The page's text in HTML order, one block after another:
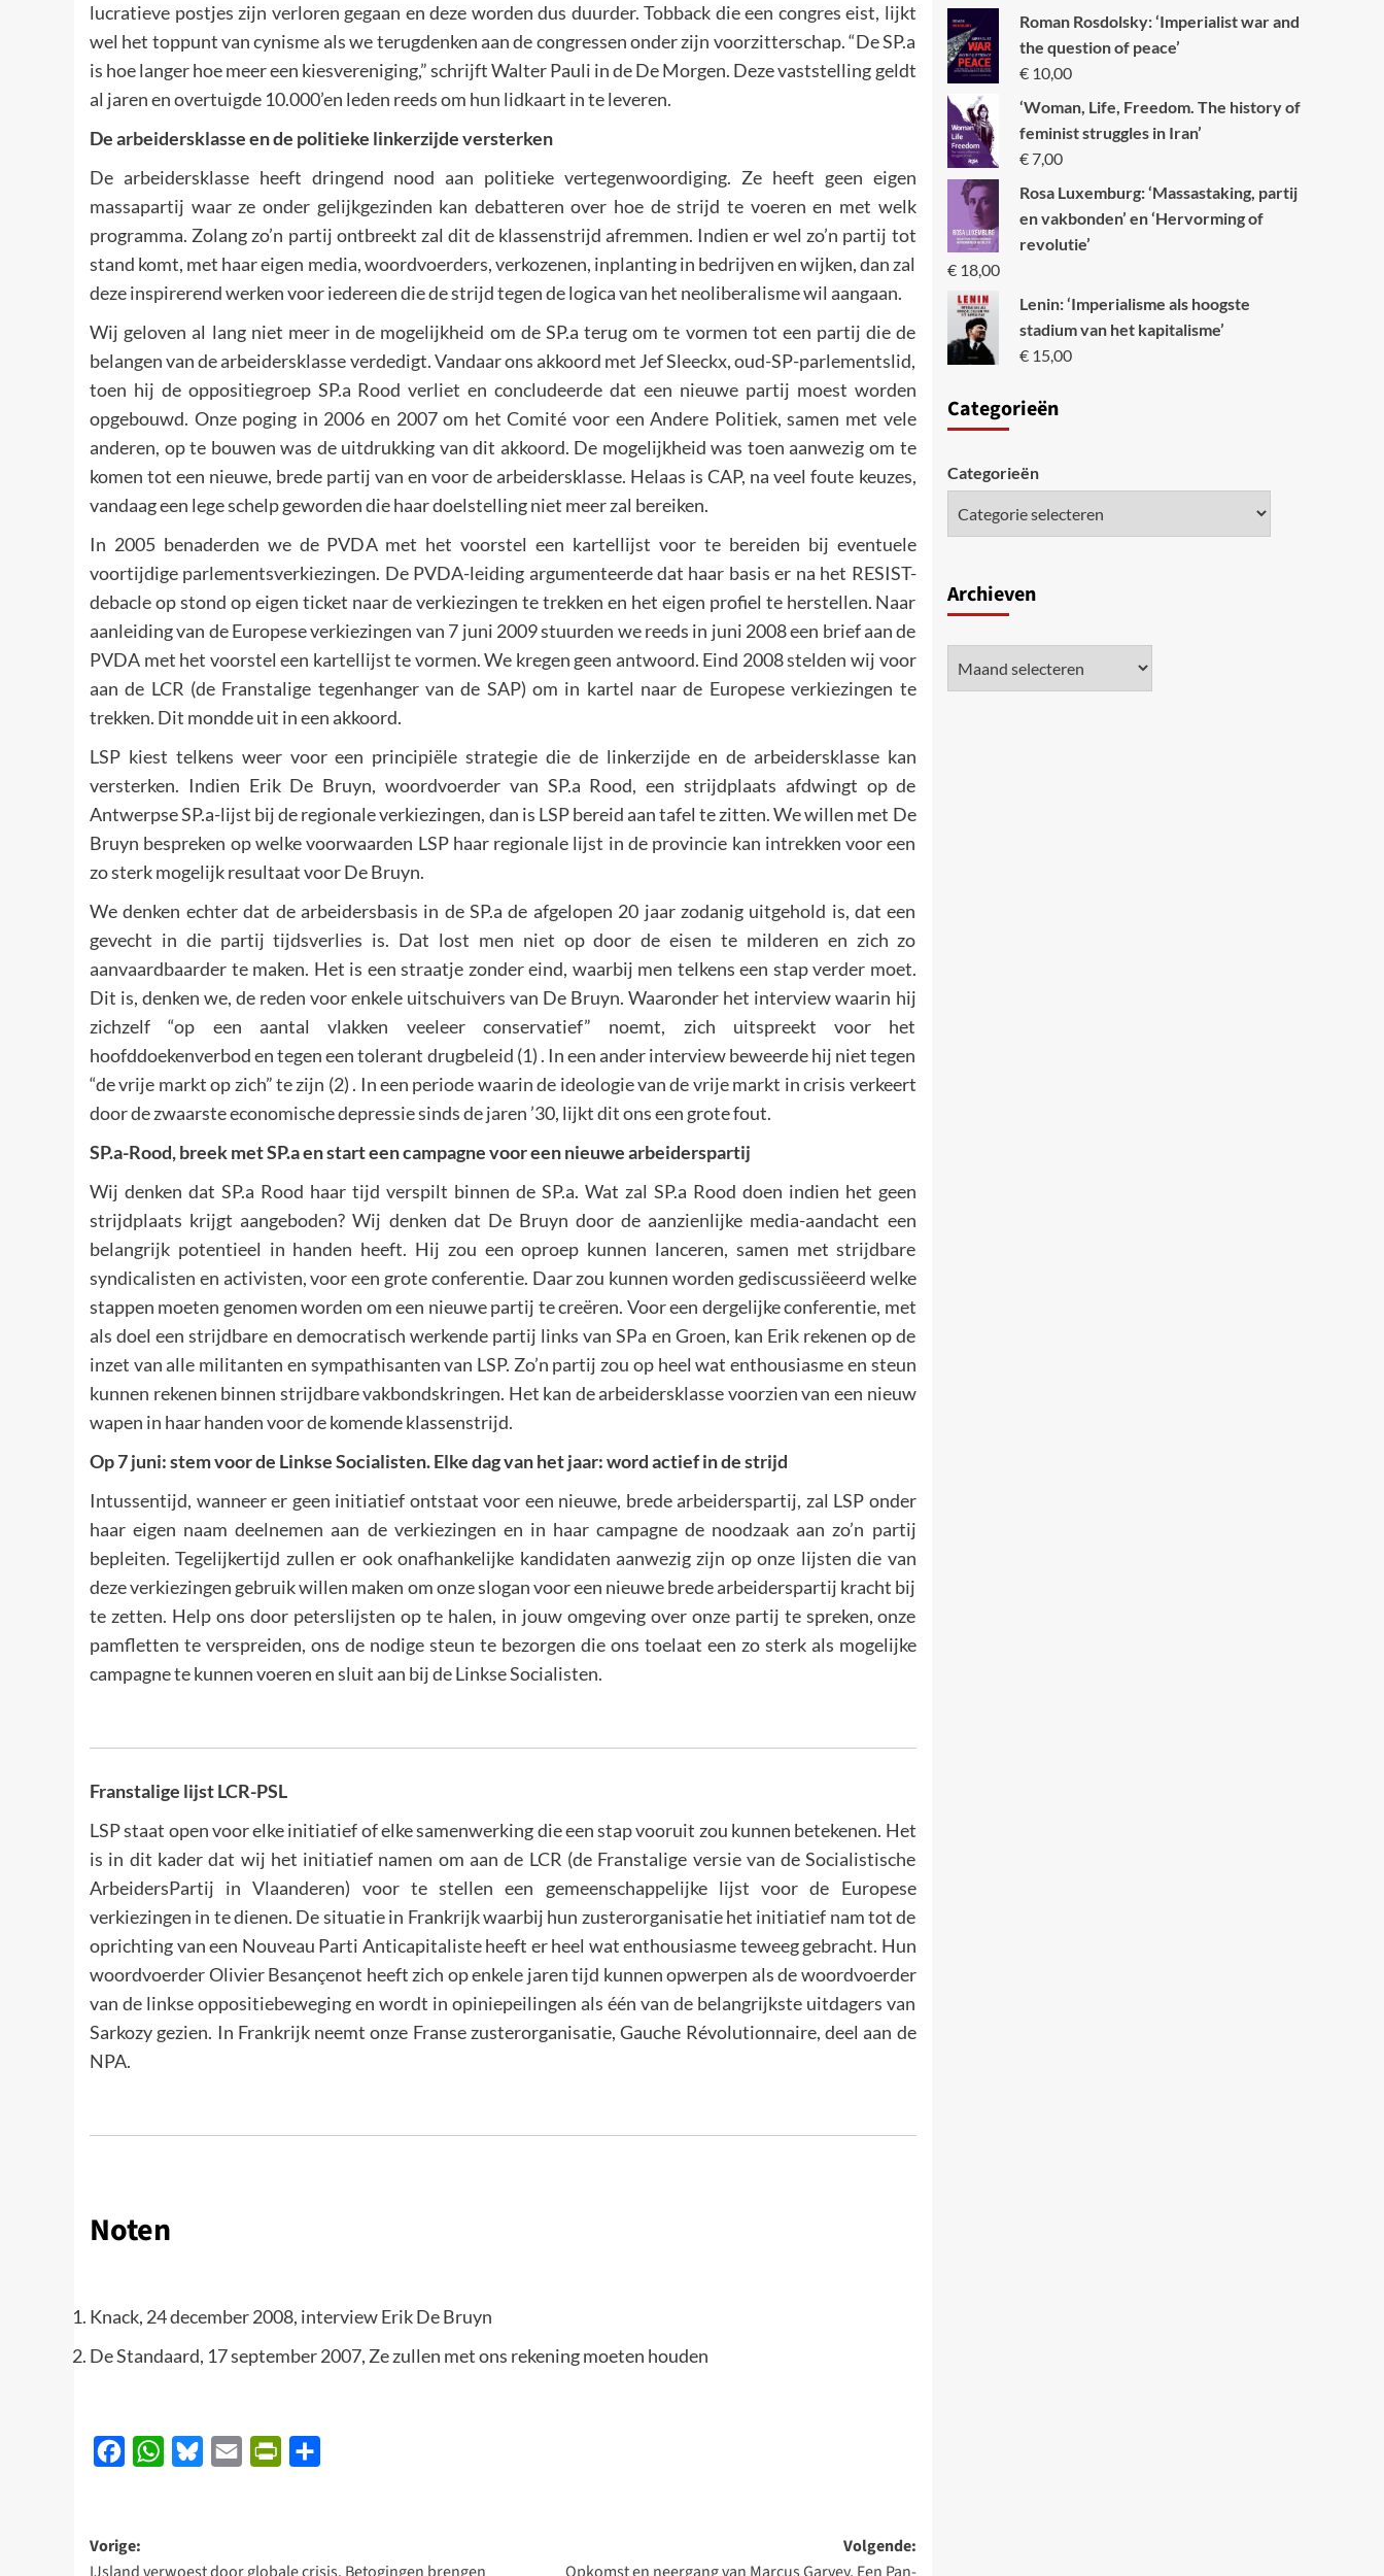
lucratieve postjes zijn verloren gegaan en deze worden dus duurder. Tobback die een congres eist, lijkt
wel het toppunt van cynisme als we terugdenken aan de congressen onder zijn voorzitterschap. “De SP.a
is hoe langer hoe meer een kiesvereniging,” schrijft Walter Pauli in de De Morgen. Deze vaststelling geldt
al jaren en overtuigde 10.000’en leden reeds om hun lidkaart in te leveren.
De arbeidersklasse en de politieke linkerzijde versterken
De arbeidersklasse heeft dringend nood aan politieke vertegenwoordiging. Ze heeft geen eigen
massapartij waar ze onder gelijkgezinden kan debatteren over hoe de strijd te voeren en met welk
programma. Zolang zo’n partij ontbreekt zal dit de klassenstrijd afremmen. Indien er wel zo’n partij tot
stand komt, met haar eigen media, woordvoerders, verkozenen, inplanting in bedrijven en wijken, dan zal
deze inspirerend werken voor iedereen die de strijd tegen de logica van het neoliberalisme wil aangaan.
Wij geloven al lang niet meer in de mogelijkheid om de SP.a terug om te vormen tot een partij die de
belangen van de arbeidersklasse verdedigt. Vandaar ons akkoord met Jef Sleeckx, oud-SP-parlementslid,
toen hij de oppositiegroep SP.a Rood verliet en concludeerde dat een nieuwe partij moest worden
opgebouwd. Onze poging in 2006 en 2007 om het Comité voor een Andere Politiek, samen met vele
anderen, op te bouwen was de uitdrukking van dit akkoord. De mogelijkheid was toen aanwezig om te
komen tot een nieuwe, brede partij van en voor de arbeidersklasse. Helaas is CAP, na veel foute keuzes,
vandaag een lege schelp geworden die haar doelstelling niet meer zal bereiken.
In 2005 benaderden we de PVDA met het voorstel een kartellijst voor te bereiden bij eventuele
voortijdige parlementsverkiezingen. De PVDA-leiding argumenteerde dat haar basis er na het RESIST-
debacle op stond op eigen ticket naar de verkiezingen te trekken en het eigen profiel te herstellen. Naar
aanleiding van de Europese verkiezingen van 7 juni 2009 stuurden we reeds in juni 2008 een brief aan de
PVDA met het voorstel een kartellijst te vormen. We kregen geen antwoord. Eind 2008 stelden wij voor
aan de LCR (de Franstalige tegenhanger van de SAP) om in kartel naar de Europese verkiezingen te
trekken. Dit mondde uit in een akkoord.
LSP kiest telkens weer voor een principiële strategie die de linkerzijde en de arbeidersklasse kan
versterken. Indien Erik De Bruyn, woordvoerder van SP.a Rood, een strijdplaats afdwingt op de
Antwerpse SP.a-lijst bij de regionale verkiezingen, dan is LSP bereid aan tafel te zitten. We willen met De
Bruyn bespreken op welke voorwaarden LSP haar regionale lijst in de provincie kan intrekken voor een
zo sterk mogelijk resultaat voor De Bruyn.
We denken echter dat de arbeidersbasis in de SP.a de afgelopen 20 jaar zodanig uitgehold is, dat een
gevecht in die partij tijdsverlies is. Dat lost men niet op door de eisen te milderen en zich zo
aanvaardbaarder te maken. Het is een straatje zonder eind, waarbij men telkens een stap verder moet.
Dit is, denken we, de reden voor enkele uitschuivers van De Bruyn. Waaronder het interview waarin hij
zichzelf “op een aantal vlakken veeleer conservatief” noemt, zich uitspreekt voor het
hoofddoekenverbod en tegen een tolerant drugbeleid (1) . In een ander interview beweerde hij niet tegen
“de vrije markt op zich” te zijn (2) . In een periode waarin de ideologie van de vrije markt in crisis verkeert
door de zwaarste economische depressie sinds de jaren ’30, lijkt dit ons een grote fout.
SP.a-Rood, breek met SP.a en start een campagne voor een nieuwe arbeiderspartij
Wij denken dat SP.a Rood haar tijd verspilt binnen de SP.a. Wat zal SP.a Rood doen indien het geen
strijdplaats krijgt aangeboden? Wij denken dat De Bruyn door de aanzienlijke media-aandacht een
belangrijk potentieel in handen heeft. Hij zou een oproep kunnen lanceren, samen met strijdbare
syndicalisten en activisten, voor een grote conferentie. Daar zou kunnen worden gediscussiëeerd welke
stappen moeten genomen worden om een nieuwe partij te creëren. Voor een dergelijke conferentie, met
als doel een strijdbare en democratisch werkende partij links van SPa en Groen, kan Erik rekenen op de
inzet van alle militanten en sympathisanten van LSP. Zo’n partij zou op heel wat enthousiasme en steun
kunnen rekenen binnen strijdbare vakbondskringen. Het kan de arbeidersklasse voorzien van een nieuw
wapen in haar handen voor de komende klassenstrijd.
Op 7 juni: stem voor de Linkse Socialisten. Elke dag van het jaar: word actief in de strijd
Intussentijd, wanneer er geen initiatief ontstaat voor een nieuwe, brede arbeiderspartij, zal LSP onder
haar eigen naam deelnemen aan de verkiezingen en in haar campagne de noodzaak aan zo’n partij
bepleiten. Tegelijkertijd zullen er ook onafhankelijke kandidaten aanwezig zijn op onze lijsten die van
deze verkiezingen gebruik willen maken om onze slogan voor een nieuwe brede arbeiderspartij kracht bij
te zetten. Help ons door peterslijsten op te halen, in jouw omgeving over onze partij te spreken, onze
pamfletten te verspreiden, ons de nodige steun te bezorgen die ons toelaat een zo sterk als mogelijke
campagne te kunnen voeren en sluit aan bij de Linkse Socialisten.
Franstalige lijst LCR-PSL
LSP staat open voor elke initiatief of elke samenwerking die een stap vooruit zou kunnen betekenen. Het
is in dit kader dat wij het initiatief namen om aan de LCR (de Franstalige versie van de Socialistische
ArbeidersPartij in Vlaanderen) voor te stellen een gemeenschappelijke lijst voor de Europese
verkiezingen in te dienen. De situatie in Frankrijk waarbij hun zusterorganisatie het initiatief nam tot de
oprichting van een Nouveau Parti Anticapitaliste heeft er heel wat enthousiasme teweeg gebracht. Hun
woordvoerder Olivier Besançenot heeft zich op enkele jaren tijd kunnen opwerpen als de woordvoerder
van de linkse oppositiebeweging en wordt in opiniepeilingen als één van de belangrijkste uitdagers van
Sarkozy gezien. In Frankrijk neemt onze Franse zusterorganisatie, Gauche Révolutionnaire, deel aan de
NPA.
Noten
Knack, 24 december 2008, interview Erik De Bruyn
De Standaard, 17 september 2007, Ze zullen met ons rekening moeten houden
FacebookWhatsApp
BlueskyEmail PrintFriendly
Bericht
Vorige:
Volgende:
Roman Rosdolsky: ‘Imperialist war and
the question of peace’
€10,00
‘Woman, Life, Freedom. The history of
feminist struggles in Iran’
€7,00
Rosa Luxemburg: ‘Massastaking, partij
en vakbonden’ en ‘Hervorming of
revolutie’
€18,00
Lenin: ‘Imperialisme als hoogste
stadium van het kapitalisme’
€15,00
Categorieën
Categorieën
Archieven